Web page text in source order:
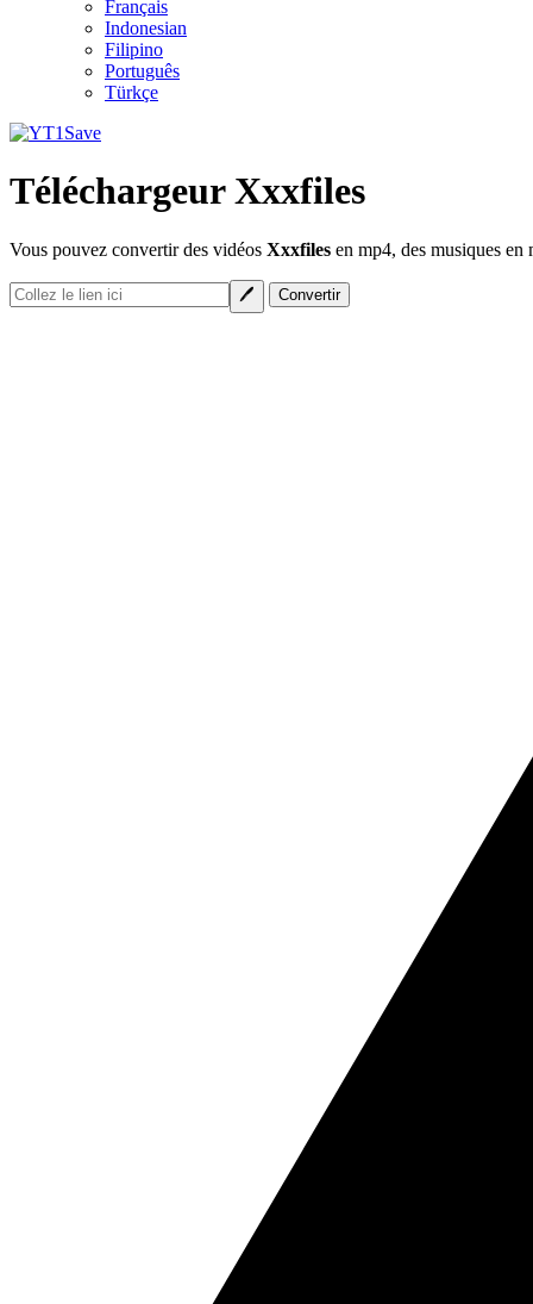
Français
Indonesian
Filipino
Português
Türkçe
Téléchargeur Xxxfiles
Vous pouvez convertir des vidéos Xxxfiles en mp4, des musiques